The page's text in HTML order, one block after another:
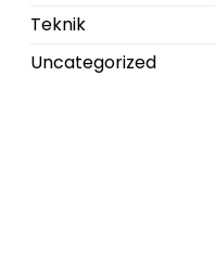
Teknik
Uncategorized